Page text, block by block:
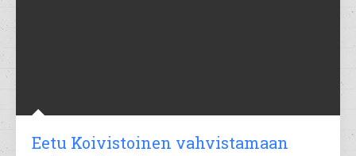
Eetu Koivistoinen vahvistamaan